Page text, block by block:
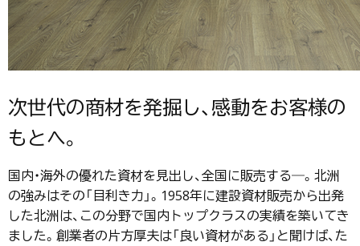
次世代の商材を発掘し、感動をお客様の
もとへ。
国内・海外の優れた資材を見出し、全国に販売する―。北洲
の強みはその「目利き力」。1958年に建設資材販売から出発
した北洲は、この分野で国内トップクラスの実績を築いてき
ました。創業者の片方厚夫は「良い資材がある」と聞けば、た